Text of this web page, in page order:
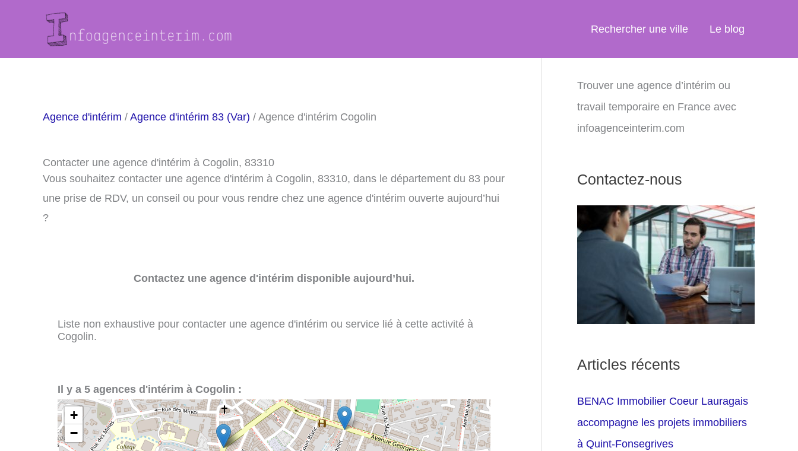
Rechercher une ville Le blog
Agence d'intérim / Agence d'intérim 83 (Var) / Agence d'intérim Cogolin
Contacter une agence d'intérim à Cogolin, 83310
Vous souhaitez contacter une agence d'intérim à Cogolin, 83310, dans le département du 83 pour
une prise de RDV, un conseil ou pour vous rendre chez une agence d'intérim ouverte aujourd’hui
?
Contactez une agence d'intérim disponible aujourd’hui.
Liste non exhaustive pour contacter une agence d'intérim ou service lié à cette activité à
Cogolin.
Il y a 5 agences d'intérim à Cogolin :
+
−
Trouver une agence d’intérim ou
travail temporaire en France avec
infoagenceinterim.com
Contactez-nous
Articles récents
BENAC Immobilier Coeur Lauragais
accompagne les projets immobiliers
à Quint-Fonsegrives